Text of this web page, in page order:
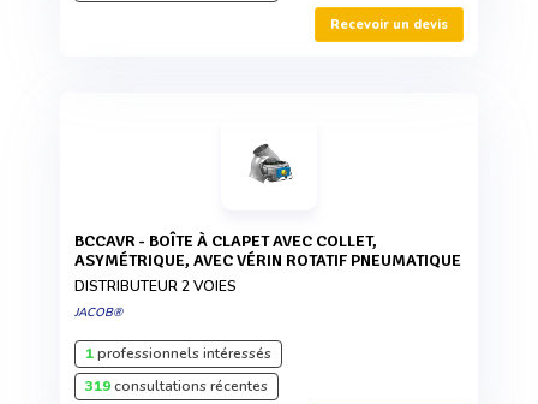
Recevoir un devis
BCCAVR - BOÎTE À CLAPET AVEC COLLET,
ASYMÉTRIQUE, AVEC VÉRIN ROTATIF PNEUMATIQUE
DISTRIBUTEUR 2 VOIES
JACOB®
1professionnels intéressés
319consultations récentes